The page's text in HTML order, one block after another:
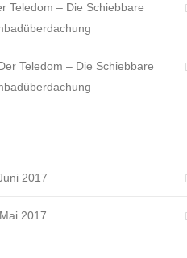
Teledom – Die Schiebbare
Teledom – Die Schiebbare
2017
Mai 2017